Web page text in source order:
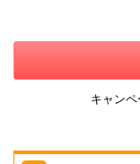
キャンペ